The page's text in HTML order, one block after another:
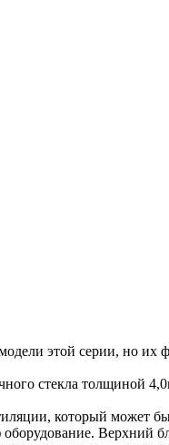
этой серии, но их
стекла
который может